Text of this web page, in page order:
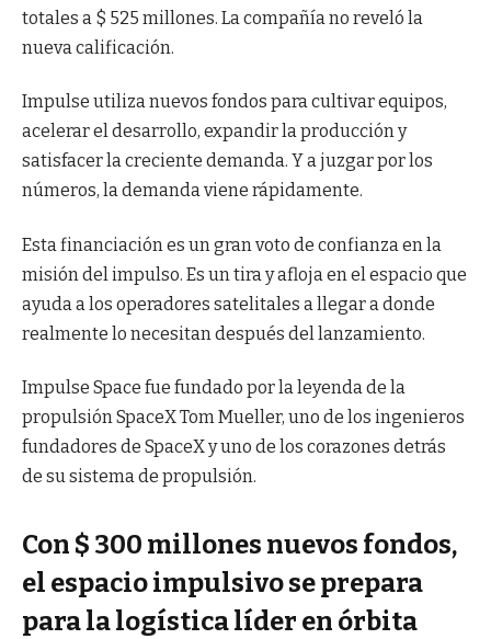
totales a $ 525 millones. La compañía no reveló la
nueva calificación.
Impulse utiliza nuevos fondos para cultivar equipos,
acelerar el desarrollo, expandir la producción y
satisfacer la creciente demanda. Y a juzgar por los
números, la demanda viene rápidamente.
Esta financiación es un gran voto de confianza en la
misión del impulso. Es un tira y afloja en el espacio que
ayuda a los operadores satelitales a llegar a donde
realmente lo necesitan después del lanzamiento.
Impulse Space fue fundado por la leyenda de la
propulsión SpaceX Tom Mueller, uno de los ingenieros
fundadores de SpaceX y uno de los corazones detrás
de su sistema de propulsión.
Con $ 300 millones nuevos fondos,
el espacio impulsivo se prepara
para la logística líder en órbita